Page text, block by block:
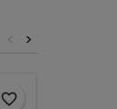
>
<
favorite_border